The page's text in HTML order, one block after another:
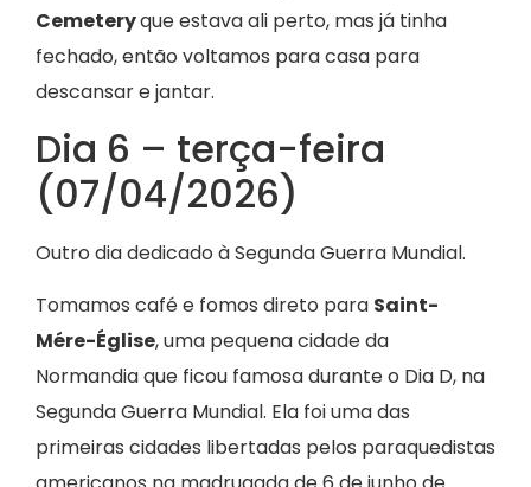
Cemeteryque estava ali perto, mas já tinha
fechado, então voltamos para casa para
descansar e jantar.
Dia 6 – terça-feira
(07/04/2026)
Outro dia dedicado à Segunda Guerra Mundial.
Tomamos café e fomos direto para Saint-
Mére-Église, uma pequena cidade da
Normandia que ficou famosa durante o Dia D, na
Segunda Guerra Mundial. Ela foi uma das
primeiras cidades libertadas pelos paraquedistas